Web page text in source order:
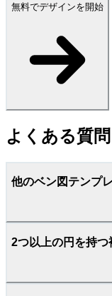
無料でデザインを開始
よくある質
他のベン図テンプ
2つ以上の円を持つ